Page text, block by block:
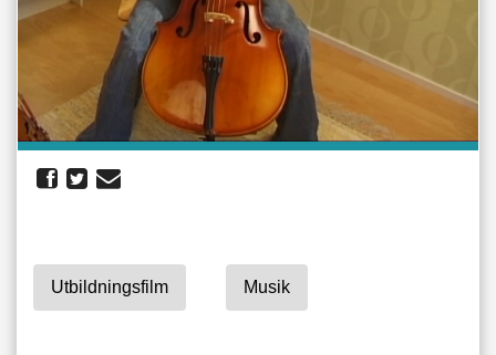
Utbildningsfilm Musik